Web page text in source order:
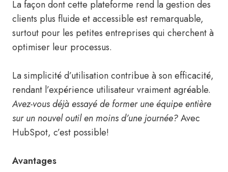
La façon dont cette plateforme rend la gestion des
clients plus fluide et accessible est remarquable,
surtout pour les petites entreprises qui cherchent à
optimiser leur processus.
La simplicité d’utilisation contribue à son efficacité,
rendant l’expérience utilisateur vraiment agréable.
Avez-vous déjà essayé de former une équipe entière
sur un nouvel outil en moins d’une journée?Avec
HubSpot, c’est possible!
Avantages